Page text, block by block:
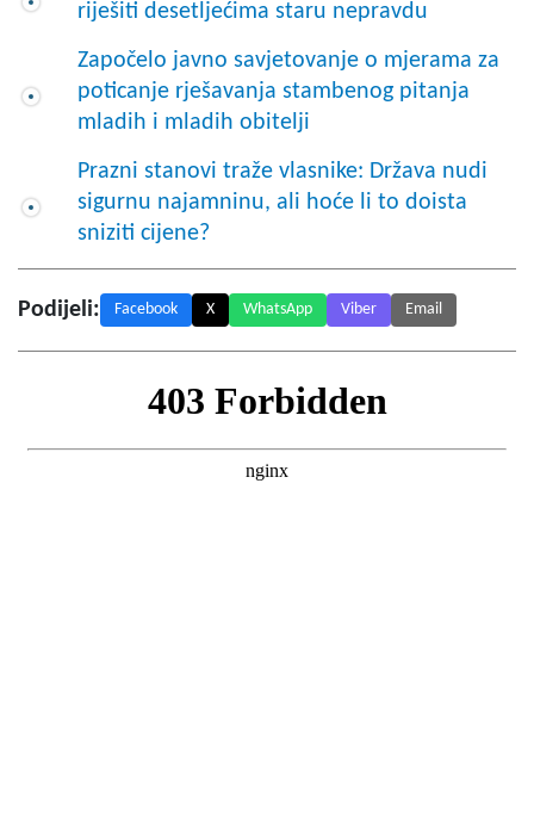
riješiti desetljećima staru nepravdu
Započelo javno savjetovanje o mjerama za
poticanje rješavanja stambenog pitanja
mladih i mladih obitelji
Prazni stanovi traže vlasnike: Država nudi
sigurnu najamninu, ali hoće li to doista
sniziti cijene?
Podijeli: Facebook X WhatsApp Viber Email